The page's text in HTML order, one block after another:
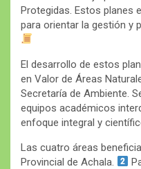
Protegidas. Estos planes
para orientar la gestión y
El desarrollo de estos
en Valor de Áreas
Secretaría de Ambiente.
equipos académicos
enfoque integral y
Las cuatro áreas
Provincial de Achala.